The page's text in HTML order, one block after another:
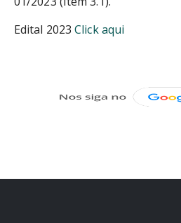
Edital 2023Click aqui